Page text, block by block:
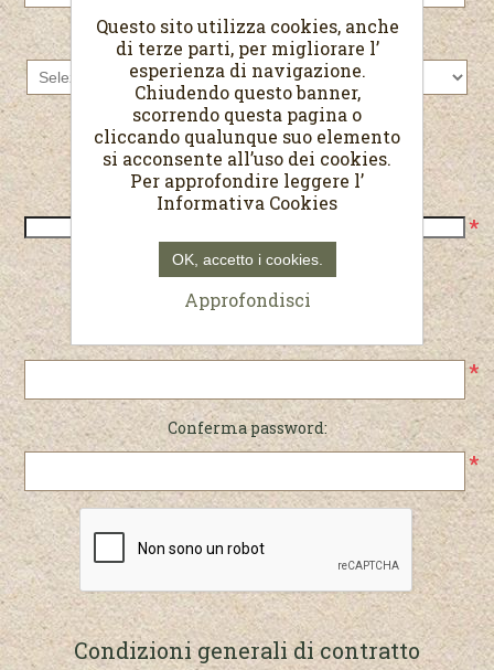
Stato/provincia:
Recapiti
Telefono:
*
Password
*
Conferma password:
*
Condizioni generali di contratto
Questo sito utilizza cookies, anche
di terze parti, per migliorare l’
esperienza di navigazione.
Chiudendo questo banner,
scorrendo questa pagina o
cliccando qualunque suo elemento
si acconsente all’uso dei cookies.
Per approfondire leggere l’
Informativa Cookies
OK, accetto i cookies.
Approfondisci